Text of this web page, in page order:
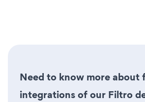
Need to know more about
integrations of our Filtro